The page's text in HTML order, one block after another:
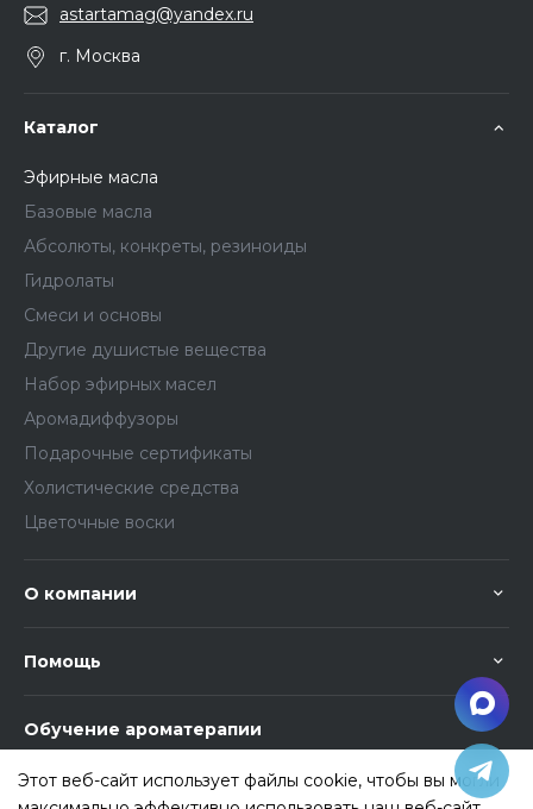
astartamag@yandex.ru
г. Москва
Каталог
Эфирные масла
Базовые масла
Абсолюты, конкреты, резиноиды
Гидролаты
Смеси и основы
Другие душистые вещества
Набор эфирных масел
Аромадиффузоры
Подарочные сертификаты
Холистические средства
Цветочные воски
О компании
Помощь
Обучение ароматерапии
Этот веб-сайт использует файлы cookie, чтобы вы могли